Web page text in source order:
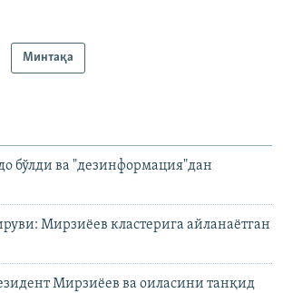
Минтақа
бўлди ва "дезинформация"дан
Мирзиëев кластерига айланаëтган
Мирзиёев ва оиласини танқид